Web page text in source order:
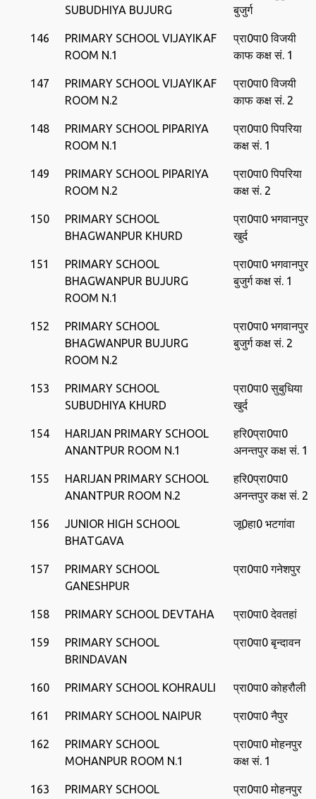
SUBUDHIYA BUJURG
बुजुर्ग
146
PRIMARY SCHOOL VIJAYIKAF
ROOM N.1
प्रा0पा0 विजयी
काफ कक्ष सं. 1
147
PRIMARY SCHOOL VIJAYIKAF
ROOM N.2
प्रा0पा0 विजयी
काफ कक्ष सं. 2
148
PRIMARY SCHOOL PIPARIYA
ROOM N.1
प्रा0पा0 पिपरिया
कक्ष सं. 1
149
PRIMARY SCHOOL PIPARIYA
ROOM N.2
प्रा0पा0 पिपरिया
कक्ष सं. 2
150
PRIMARY SCHOOL
BHAGWANPUR KHURD
प्रा0पा0 भगवानपुर
खुर्द
151
PRIMARY SCHOOL
BHAGWANPUR BUJURG
ROOM N.1
प्रा0पा0 भगवानपुर
बुजुर्ग कक्ष सं. 1
152
PRIMARY SCHOOL
BHAGWANPUR BUJURG
ROOM N.2
प्रा0पा0 भगवानपुर
बुजुर्ग कक्ष सं. 2
153
PRIMARY SCHOOL
SUBUDHIYA KHURD
प्रा0पा0 सुबुधिया
खुर्द
154
HARIJAN PRIMARY SCHOOL
ANANTPUR ROOM N.1
हरि0प्रा0पा0
अनन्‍तपुर कक्ष सं. 1
155
HARIJAN PRIMARY SCHOOL
ANANTPUR ROOM N.2
हरि0प्रा0पा0
अनन्‍तपुर कक्ष सं. 2
156
JUNIOR HIGH SCHOOL
BHATGAVA
जू0हा0 भटगांवा
157
PRIMARY SCHOOL
GANESHPUR
प्रा0पा0 गनेशपुर
158 PRIMARY SCHOOL DEVTAHA प्रा0पा0 देवतहां
159
PRIMARY SCHOOL
BRINDAVAN
प्रा0पा0 बृन्‍दावन
160 PRIMARY SCHOOL KOHRAULI प्रा0पा0 कोहरौली
161 PRIMARY SCHOOL NAIPUR प्रा0पा0 नैपुर
162
PRIMARY SCHOOL
MOHANPUR ROOM N.1
प्रा0पा0 मोहनपुर
कक्ष सं. 1
163 PRIMARY SCHOOL प्रा0पा0 मोहनपुर